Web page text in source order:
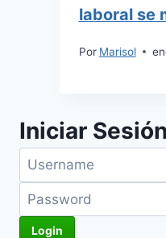
laboral se
Por Marisol
Iniciar Sesión